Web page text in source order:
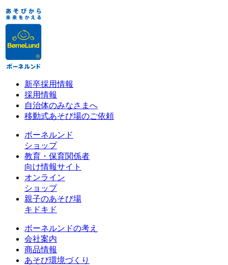
新卒採用情報
採用情報
自治体のみなさまへ
移動式あそび場のご依頼
ボーネルンド
ショップ
教育・保育関係者
向け情報サイト
オンライン
ショップ
親子のあそび場
キドキド
ボーネルンドの考え
会社案内
商品情報
あそび環境づくり